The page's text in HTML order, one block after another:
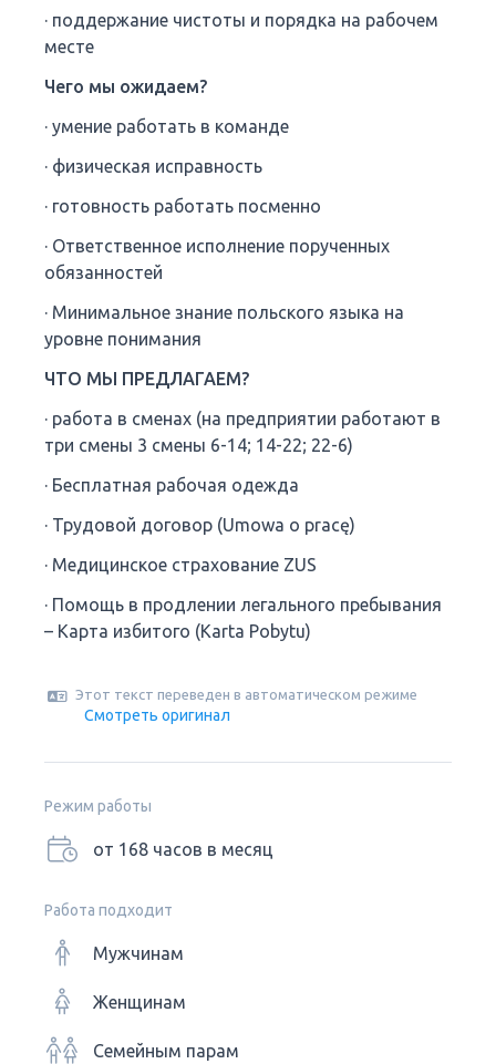
· поддержание чистоты и порядка на рабочем
месте
Чего мы ожидаем?
· умение работать в команде
· физическая исправность
· готовность работать посменно
· Ответственное исполнение порученных
обязанностей
· Минимальное знание польского языка на
уровне понимания
ЧТО МЫ ПРЕДЛАГАЕМ?
· работа в сменах (на предприятии работают в
три смены 3 смены 6-14; 14-22; 22-6)
· Бесплатная рабочая одежда
· Трудовой договор (Umowa o pracę)
· Медицинское страхование ZUS
· Помощь в продлении легального пребывания
– Карта избитого (Karta Pobytu)
Этот текст переведен в автоматическом режиме
Смотреть оригинал
Режим работы
от 168 часов в месяц
Работа подходит
Мужчинам
Женщинам
Семейным парам